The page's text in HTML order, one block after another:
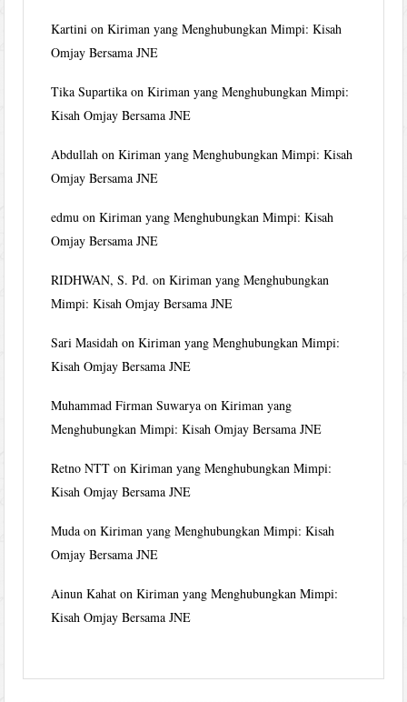
Kartini onKiriman yang Menghubungkan Mimpi: Kisah
Omjay Bersama JNE
Tika Supartika onKiriman yang Menghubungkan Mimpi:
Kisah Omjay Bersama JNE
Abdullah onKiriman yang Menghubungkan Mimpi: Kisah
Omjay Bersama JNE
edmu onKiriman yang Menghubungkan Mimpi: Kisah
Omjay Bersama JNE
RIDHWAN, S. Pd. onKiriman yang Menghubungkan
Mimpi: Kisah Omjay Bersama JNE
Sari Masidah onKiriman yang Menghubungkan Mimpi:
Kisah Omjay Bersama JNE
Muhammad Firman Suwarya onKiriman yang
Menghubungkan Mimpi: Kisah Omjay Bersama JNE
Retno NTT onKiriman yang Menghubungkan Mimpi:
Kisah Omjay Bersama JNE
Muda onKiriman yang Menghubungkan Mimpi: Kisah
Omjay Bersama JNE
Ainun Kahat onKiriman yang Menghubungkan Mimpi:
Kisah Omjay Bersama JNE